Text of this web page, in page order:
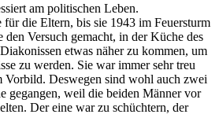
am politischen Leben.
die Eltern, bis sie 1943 im Feuersturm
Versuch gemacht, in der Küche des
etwas näher zu kommen, um
zu werden. Sie war immer sehr treu
Vorbild. Deswegen sind wohl auch zwei
gegangen, weil die beiden Männer vor
Der eine war zu schüchtern, der